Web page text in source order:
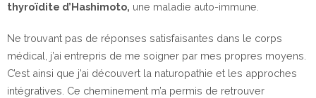
thyroïdite d’Hashimoto, une maladie auto-immune.
Ne trouvant pas de réponses satisfaisantes dans le corps
médical, j’ai entrepris de me soigner par mes propres moyens.
C’est ainsi que j’ai découvert la naturopathie et les approches
intégratives. Ce cheminement m’a permis de retrouver